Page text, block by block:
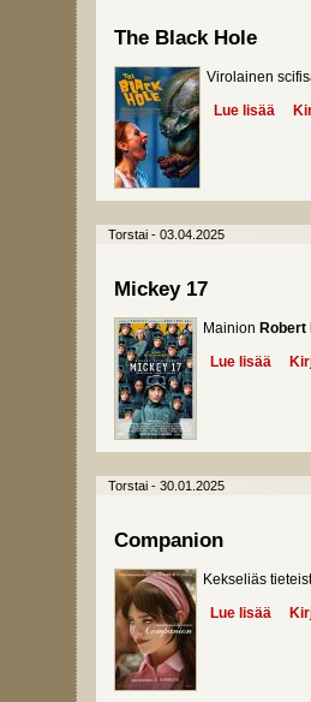
The Black Hole
Virolainen
Lue lisää
Torstai - 03.04.2025
Mickey 17
Mainion Robert
Lue lisää
Torstai - 30.01.2025
Companion
Kekseliäs
Lue lisää